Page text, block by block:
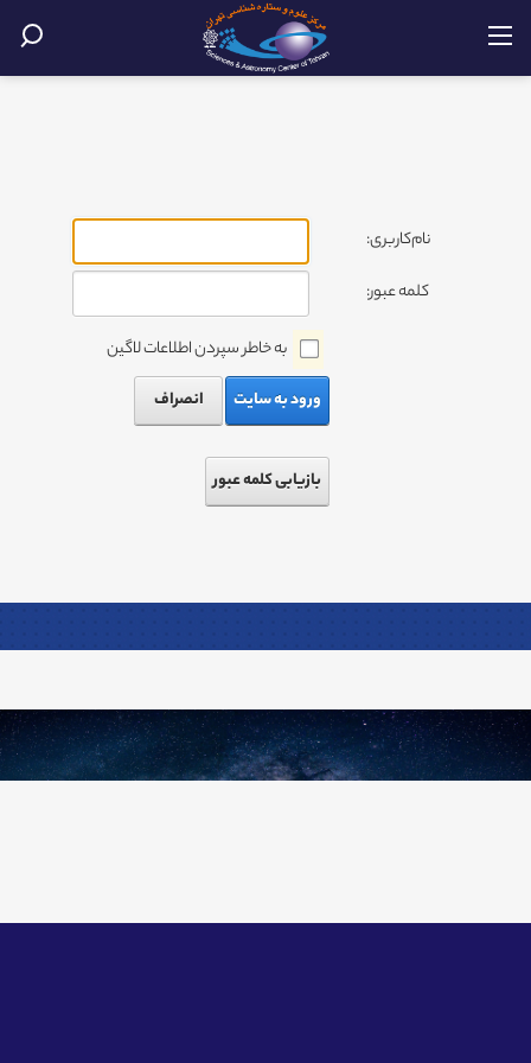
نام‌کاربری:
کلمه عبور:
به خاطر سپردن اطلاعات لاگین
ورود به سایت
انصراف
بازیابی کلمه عبور